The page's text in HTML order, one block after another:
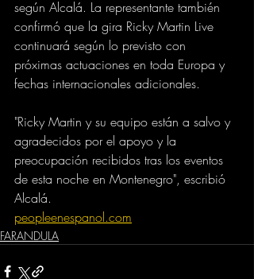
según Alcalá. La representante también
confirmó que la gira Ricky Martin Live
continuará según lo previsto con
próximas actuaciones en toda Europa y
fechas internacionales adicionales.
"Ricky Martin y su equipo están a salvo y
agradecidos por el apoyo y la
preocupación recibidos tras los eventos
de esta noche en Montenegro", escribió
Alcalá.
peopleenespanol.com
FARANDULA